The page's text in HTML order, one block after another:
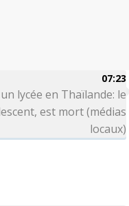
07:23
lycée en Thaïlande: le
est mort (médias
locaux)